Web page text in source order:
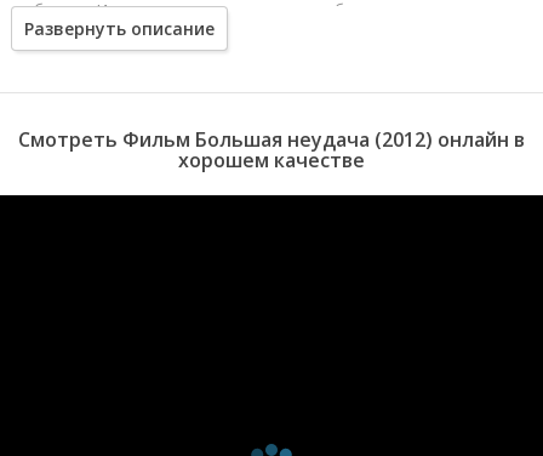
любят его. И когда кажется, что хуже уже быть не может, дело
приобретает еще более серьезный оборот.
Развернуть описание
Смотреть Фильм Большая неудача (2012) онлайн в
хорошем качестве